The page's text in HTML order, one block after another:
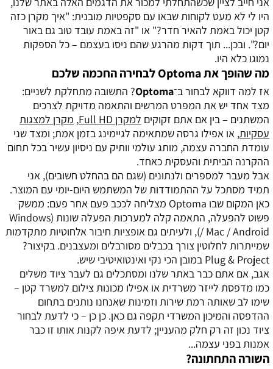
היו לי לא מעט לקוחות שבאו עם סקפטיות מובנית: "איך מקרן כזה
קטן יכול באמת להאיר חדר?" או "זה באמת עובד טוב גם באור
יום?". ובכן... תוך דקות מהרגע שהם ניסו בעצמם – כל הספקות
נמוגו כלא היו.
מה שהופך את Optoma לבחירה החכמה שלכם
אז למה דווקא לבחור ב־Optoma? התשובה מתחלקת לשניים:
מצד אחד יש את המפרט המרשים והתאמה מדויקת לצרכים
המשתנים – בין אם אתם זקוקים למקרן Full HD , מקרן למצגות
עסקיות, או אפילו גרסה שמתאימה לגיימינג בזמן אמת; ומצד שני
עומדת החברה עצמה, מותג עולמי וותיק עם ניסיון עשיר בכל תחום
ההקרנה הביתית והעסקית כאחד.
אבל מעבר למספרים ולנתונים (שגם הם בהחלט חשובים), אני
תמיד מסתכל על ההתמודדות של המשתמש היום-יומי עם המוצר.
כאן המקום שבו Optoma מצליחה לככב פעם אחר פעם: ממשק
פשוט להפעלה, התאמה קלה למערכות הפעלה שונות (Windows
/ Mac / Android), ולעיתים גם אופציות חיבור אלחוטיות מתקדמות
שמייתרות לחלוטין צורך בכבלים מסורבלים ומעצבנים. בקיצור?
Plug & Project במובן הכי נקי ואינטואיטיבי שיש.
אגב, אם אתם כבר באתר שלנו ומסתכלים גם לעבר ציוד משלים
כמו מדפסת לייזר משרדית או אפילו מכונות צילום למשרד קטן –
שימו לב שאותה רמת שירות וזמינות שאנחנו נותנים בתחום
ההדפסה והמיכון המשרדי תקפה גם כאן. כן כן – כי לדעת לבחור
ציוד נכון זה רק חלק מהעניין; לדעת איפה לקנות אותו זו כבר
אמנות בפני עצמה...
השורה התחתונה?